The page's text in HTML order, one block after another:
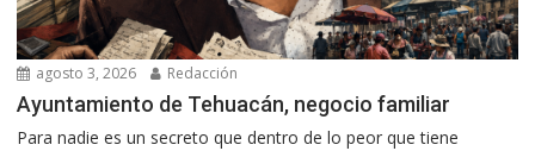
agosto 3, 2026 Redacción
Ayuntamiento de Tehuacán, negocio familiar
Para nadie es un secreto que dentro de lo peor que tiene